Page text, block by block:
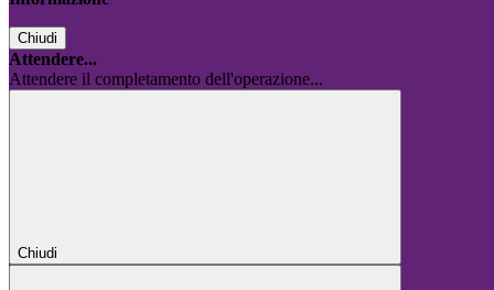
Chiudi
Attendere...
Attendere il completamento dell'operazione...
Chiudi